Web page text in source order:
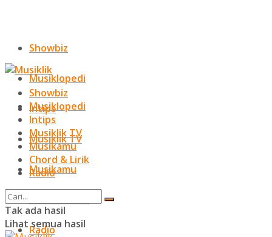
Showbiz
Musiklopedi
Intips
Musiklik TV
Musikamu
Radio
Showbiz
Musiklopedi
Intips
Musiklik TV
Musikamu
Chord & Lirik
Radio
Tak ada hasil
Lihat semua hasil